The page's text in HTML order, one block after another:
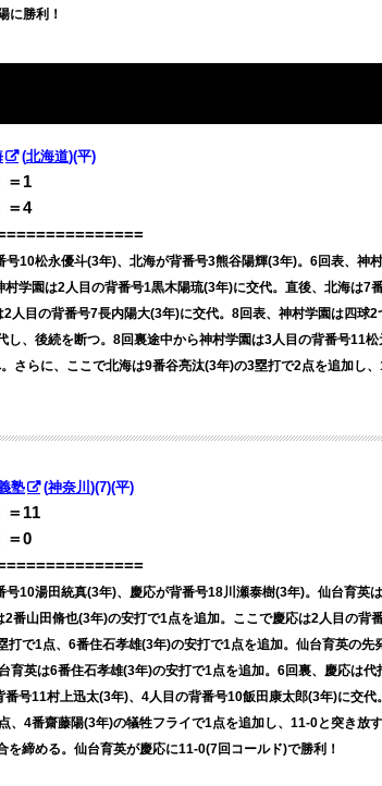
に勝利！
(北海道)(平)
＝1
4
号10松永優斗(3年)、北海が背番号3熊谷陽輝(3年)。6回表、神
学園は2人目の背番号1黒木陽琉(3年)に交代。直後、北海は7
人目の背番号7長内陽大(3年)に交代。8回表、神村学園は四球
し、後続を断つ。8回裏途中から神村学園は3人目の背番号11
さらに、ここで北海は9番谷亮汰(3年)の3塁打で2点を追加し
塾 (神奈川 )(7)(平)
｜＝11
｜＝0
号10湯田統真(3年)、慶応が背番号18川瀬泰樹(3年)。仙台育英
番山田脩也(3年)の安打で1点を追加。ここで慶応は2人目の背
打で1点、6番住石孝雄(3年)の安打で1点を追加。仙台育英の先
育英は6番住石孝雄(3年)の安打で1点を追加。6回裏、慶応は
号11村上迅太(3年)、4人目の背番号10飯田康太郎(3年)に交
、4番齋藤陽(3年)の犠牲フライで1点を追加し、11-0と突き放
締める。仙台育英が慶応に11-0(7回コールド)で勝利！